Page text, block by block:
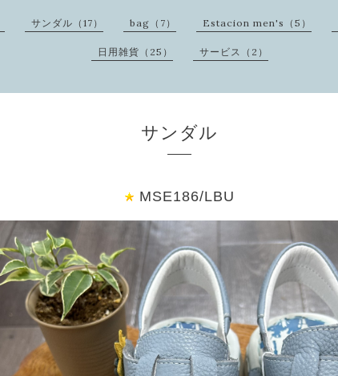
サンダル（17） bag（7） Estacion men's（5）
日用雑貨（25） サービス（2）
サンダル
MSE186/LBU